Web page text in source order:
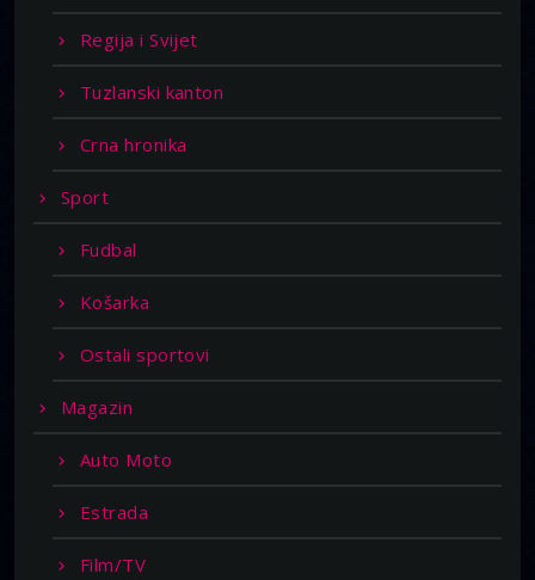
Regija i Svijet
Tuzlanski kanton
Crna hronika
Sport
Fudbal
Košarka
Ostali sportovi
Magazin
Auto Moto
Estrada
Film/TV